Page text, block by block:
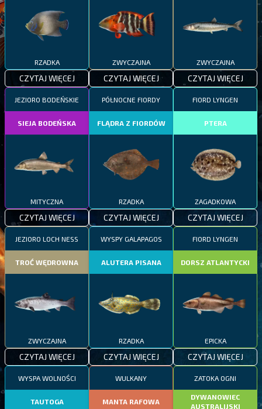
RZADKA
CZYTAJ WIĘCEJ
ZWYCZAJNA
CZYTAJ WIĘCEJ
ZWYCZAJNA
CZYTAJ WIĘCEJ
JEZIORO BODEŃSKIE
SIEJA BODEŃSKA
MITYCZNA
CZYTAJ WIĘCEJ
PÓŁNOCNE FIORDY
FLĄDRA Z FIORDÓW
RZADKA
CZYTAJ WIĘCEJ
FIORD LYNGEN
PTERA
ZAGADKOWA
CZYTAJ WIĘCEJ
JEZIORO LOCH NESS
TROĆ WĘDROWNA
ZWYCZAJNA
CZYTAJ WIĘCEJ
WYSPY GALAPAGOS
ALUTERA PISANA
RZADKA
CZYTAJ WIĘCEJ
FIORD LYNGEN
DORSZ ATLANTYCKI
EPICKA
CZYTAJ WIĘCEJ
WYSPA WOLNOŚCI
TAUTOGA
WULKANY
MANTA RAFOWA
ZATOKA OGNI
DYWANOWIEC
AUSTRALIJSKI